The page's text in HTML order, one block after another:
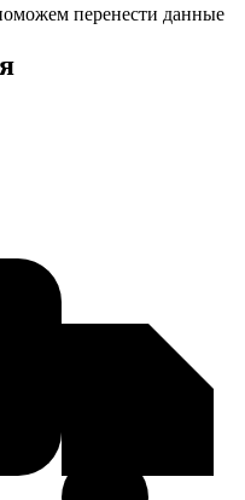
перенести данные